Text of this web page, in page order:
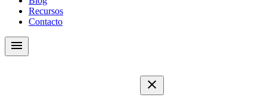
Recursos
Contacto
menu
close